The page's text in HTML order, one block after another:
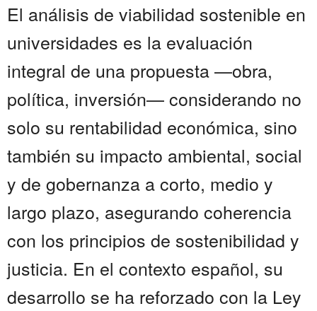
El análisis de viabilidad sostenible en
universidades es la evaluación
integral de una propuesta —obra,
política, inversión— considerando no
solo su rentabilidad económica, sino
también su impacto ambiental, social
y de gobernanza a corto, medio y
largo plazo, asegurando coherencia
con los principios de sostenibilidad y
justicia. En el contexto español, su
desarrollo se ha reforzado con la Ley